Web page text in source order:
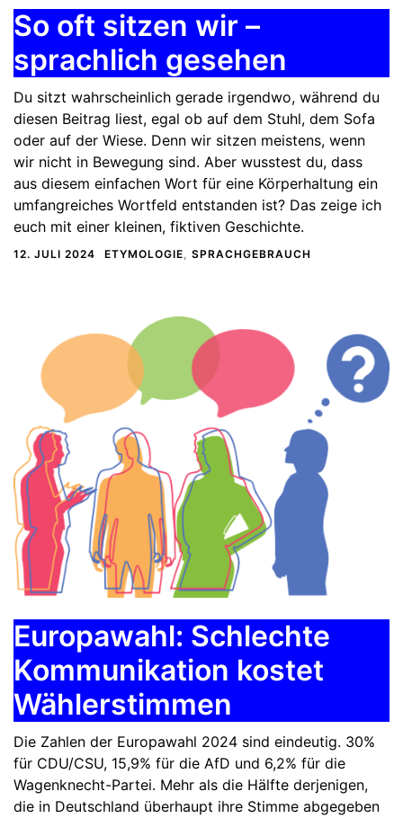
So oft sitzen wir –
sprachlich gesehen
Du sitzt wahrscheinlich gerade irgendwo, während du
diesen Beitrag liest, egal ob auf dem Stuhl, dem Sofa
oder auf der Wiese. Denn wir sitzen meistens, wenn
wir nicht in Bewegung sind. Aber wusstest du, dass
aus diesem einfachen Wort für eine Körperhaltung ein
umfangreiches Wortfeld entstanden ist? Das zeige ich
euch mit einer kleinen, fiktiven Geschichte.
12. JULI 2024 ETYMOLOGIE SPRACHGEBRAUCH
Europawahl: Schlechte
Kommunikation kostet
Wählerstimmen
Die Zahlen der Europawahl 2024 sind eindeutig. 30%
für CDU/CSU, 15,9% für die AfD und 6,2% für die
Wagenknecht-Partei. Mehr als die Hälfte derjenigen,
die in Deutschland überhaupt ihre Stimme abgegeben